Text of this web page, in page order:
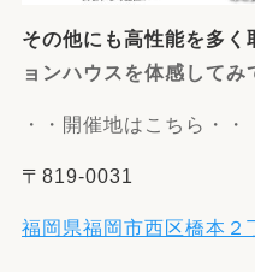
その他にも高性能を多く
ョンハウスを体感してみ
・・開催地はこちら・・
〒819-0031
福岡県福岡市西区橋本２